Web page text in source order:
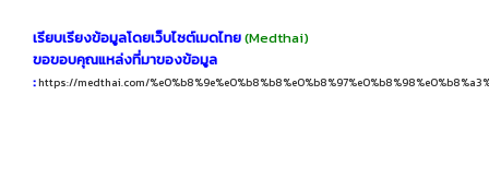
เรียบเรียงข้อมูลโดยเว็บไซต์เมดไทย(Medthai)
ขอขอบคุณแหล่งที่มาของข้อมูล
:https://medthai.com/